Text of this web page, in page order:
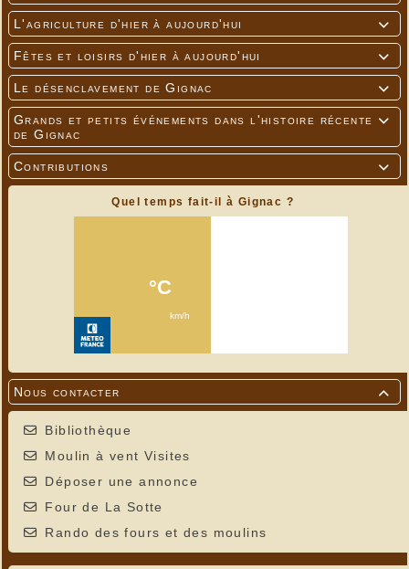

L'agriculture d'hier à aujourd'hui

Fêtes et loisirs d'hier à aujourd'hui

Le désenclavement de Gignac

Grands et petits événements dans l'histoire récente
de Gignac

Contributions
Quel temps fait-il à Gignac ?

Nous contacter
Bibliothèque
Moulin à vent Visites
Déposer une annonce
Four de La Sotte
Rando des fours et des moulins